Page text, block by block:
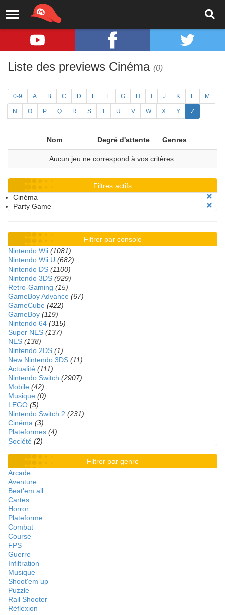
Liste des previews Cinéma (0)
0-9 A B C D E F G H J K L M
N O P Q R S T U V W X Y Z
Nom Degré d'attente Genres
Aucun jeu ne correspond à vos critères.
Filtres actifs
Cinéma
Party Game
Filtrer par console
Nintendo Wii (1081)
Nintendo Wii U (682)
Nintendo DS (1100)
Nintendo 3DS (929)
Retro-Gaming (15)
GameBoy Advance (67)
GameCube (422)
GameBoy (119)
Nintendo 64 (315)
Super NES (137)
NES (138)
Nintendo 2DS (1)
New Nintendo 3DS (11)
Actualité (111)
Nintendo Switch (2907)
Mobile (42)
Musique (0)
LEGO (5)
Nintendo Switch 2 (231)
Cinéma (3)
Plateformes (4)
Société (2)
Filtrer par genre
Arcade
Aventure
Beat'em all
Cartes
Horror
Plateforme
Combat
Course
FPS
Guerre
Infiltration
Musique
Shoot'em up
Puzzle
Rail Shooter
Réflexion